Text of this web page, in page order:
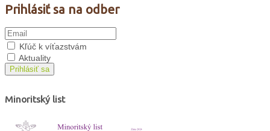
Prihlásiť sa na odber
Kľúč k víťazstvám
Aktuality
Prihlásiť sa
Minoritský list